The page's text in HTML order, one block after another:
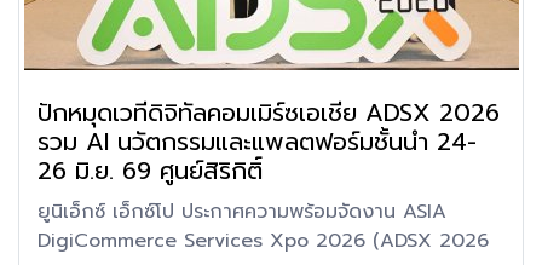
ปักหมุดเวทีดิจิทัลคอมเมิร์ซเอเชีย ADSX 2026
รวม AI นวัตกรรมและแพลตฟอร์มชั้นนำ 24-
26 มิ.ย. 69 ศูนย์สิริกิติ์
ยูนิเอ็กซ์ เอ็กซ์โป ประกาศความพร้อมจัดงาน ASIA
DigiCommerce Services Xpo 2026 (ADSX 2026